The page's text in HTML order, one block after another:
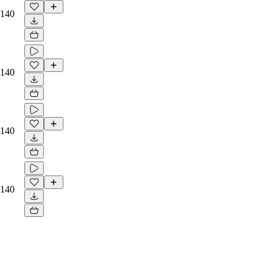
140
140
140
140